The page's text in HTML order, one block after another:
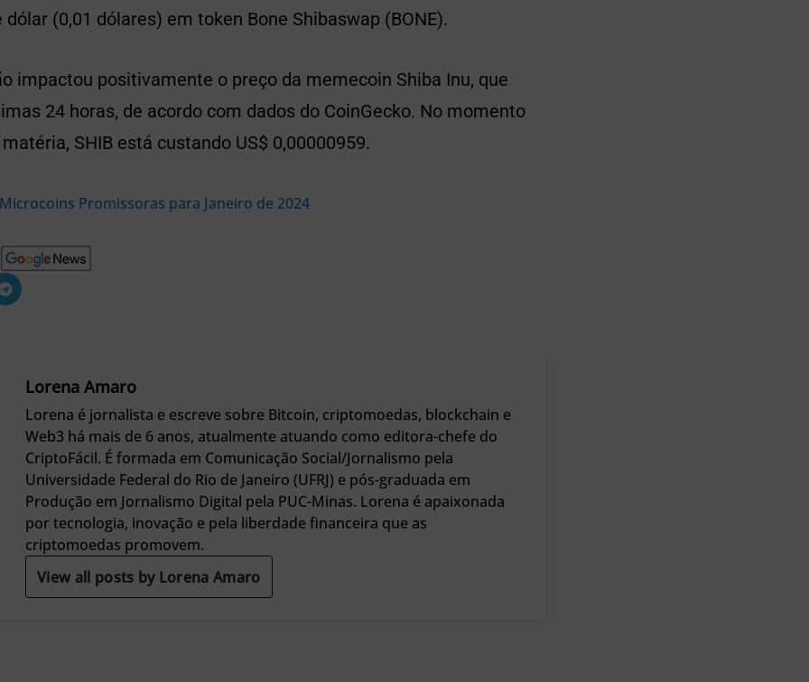
(0,01 dólares) em token Bone Shibaswap (BONE).
impactou positivamente o preço da memecoin Shiba Inu, que
24 horas, de acordo com dados do CoinGecko. No momento
SHIB está custando US$ 0,00000959.
Microcoins Promissoras para Janeiro de 2024
Lorena Amaro
Lorena é jornalista e escreve sobre Bitcoin, criptomoedas, blockchain e
Web3 há mais de 6 anos, atualmente atuando como editora-chefe do
CriptoFácil. É formada em Comunicação Social/Jornalismo pela
Universidade Federal do Rio de Janeiro (UFRJ) e pós-graduada em
Produção em Jornalismo Digital pela PUC-Minas. Lorena é apaixonada
por tecnologia, inovação e pela liberdade financeira que as
criptomoedas promovem.
View all posts by Lorena Amaro